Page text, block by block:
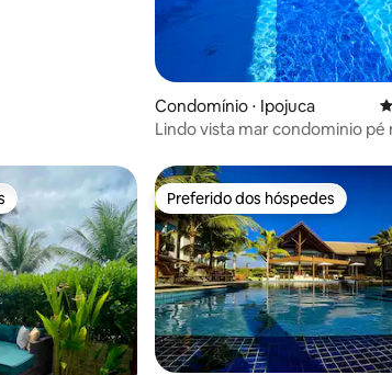
Condomínio ⋅ Ipojuca
Lindo vista mar condominio pé
Preferido dos hóspedes
Preferido dos hóspedes